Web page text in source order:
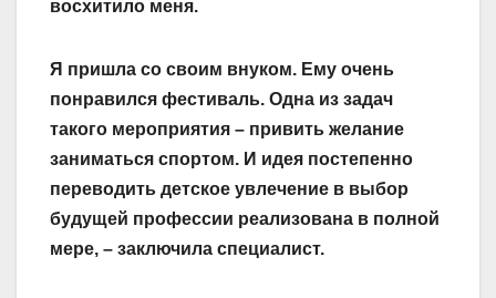
восхитило меня.
Я пришла со своим внуком. Ему очень
понравился фестиваль. Одна из задач
такого мероприятия – привить желание
заниматься спортом. И идея постепенно
переводить дет­ское увлечение в выбор
будущей профессии реализована в полной
мере, – заключила специалист.